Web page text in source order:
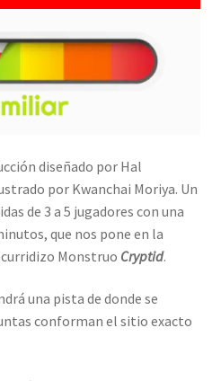
diseñado por Hal
por Kwanchai Moriya. Un
de 3 a 5 jugadores con una
que nos pone en la
Monstruo Cryptid.
una pista de donde se
conforman el sitio exacto